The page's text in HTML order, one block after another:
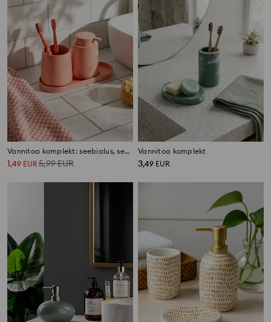
Vannitoa komplekt: seebialus, seebidosaator ja hambaharjahoidja
1,49 EUR 5,99EUR
Vannitoa komplekt
3,49 EUR